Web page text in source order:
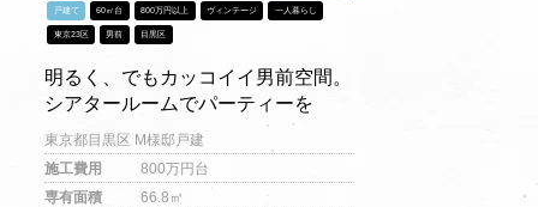
戸建て 60㎡台 800万円以上 ヴィンテージ 一人暮らし
東京23区 男前 目黒区
明るく、でもカッコイイ男前空間。
シアタールームでパーティーを
東京都目黒区 M様邸戸建
施工費用
800万円台
専有面積
66.8㎡